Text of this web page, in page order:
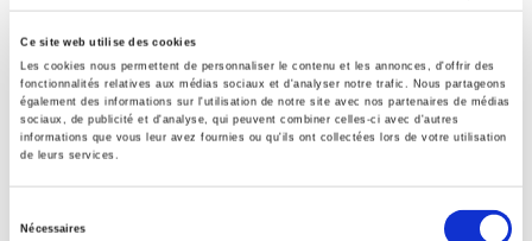
Ce site web utilise des cookies
Les cookies nous permettent de personnaliser le contenu et les annonces, d'offrir des
fonctionnalités relatives aux médias sociaux et d'analyser notre trafic. Nous partageons
également des informations sur l'utilisation de notre site avec nos partenaires de médias
sociaux, de publicité et d'analyse, qui peuvent combiner celles-ci avec d'autres
informations que vous leur avez fournies ou qu'ils ont collectées lors de votre utilisation
de leurs services.
Nécessaires
Collection
Académique
Language
French
Tags
Publisher Category